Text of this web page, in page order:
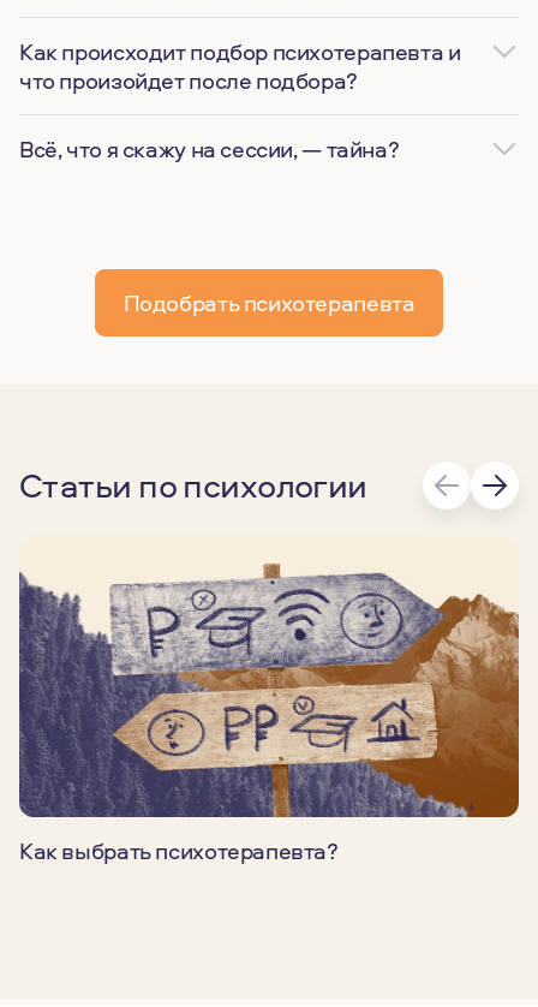
Как происходит подбор психотерапевта и
что произойдет после подбора?
Всё, что я скажу на сессии, — тайна?
Подобрать психотерапевта
Статьи по психологии
Как выбрать психотерапевта?